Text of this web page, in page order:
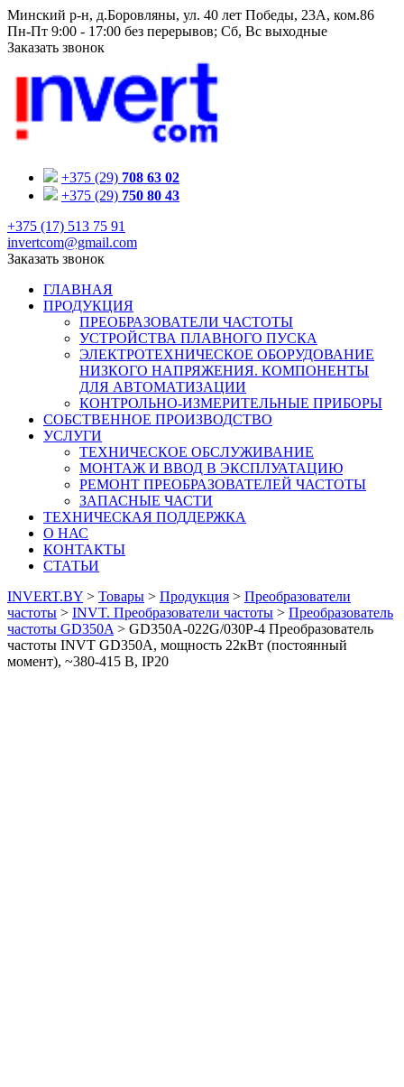
Минский р-н, д.Боровляны, ул. 40 лет Победы, 23A, ком.86
Пн-Пт 9:00 - 17:00 без перерывов; Сб, Вс выходные
Заказать звонок
+375 (29) 708 63 02
+375 (29) 750 80 43
+375 (17) 513 75 91
invertcom@gmail.com
Заказать звонок
ГЛАВНАЯ
ПРОДУКЦИЯ
ПРЕОБРАЗОВАТЕЛИ ЧАСТОТЫ
УСТРОЙСТВА ПЛАВНОГО ПУСКА
ЭЛЕКТРОТЕХНИЧЕСКОЕ ОБОРУДОВАНИЕ
НИЗКОГО НАПРЯЖЕНИЯ. КОМПОНЕНТЫ
ДЛЯ АВТОМАТИЗАЦИИ
КОНТРОЛЬНО-ИЗМЕРИТЕЛЬНЫЕ ПРИБОРЫ
СОБСТВЕННОЕ ПРОИЗВОДСТВО
УСЛУГИ
ТЕХНИЧЕСКОЕ ОБСЛУЖИВАНИЕ
МОНТАЖ И ВВОД В ЭКСПЛУАТАЦИЮ
РЕМОНТ ПРЕОБРАЗОВАТЕЛЕЙ ЧАСТОТЫ
ЗАПАСНЫЕ ЧАСТИ
ТЕХНИЧЕСКАЯ ПОДДЕРЖКА
О НАС
КОНТАКТЫ
СТАТЬИ
INVERT.BY > Товары > Продукция > Преобразователи
частоты > INVT. Преобразователи частоты > Преобразователь
частоты GD350A > GD350A-022G/030P-4 Преобразователь
частоты INVT GD350A, мощность 22кВт (постоянный
момент), ~380-415 В, IP20